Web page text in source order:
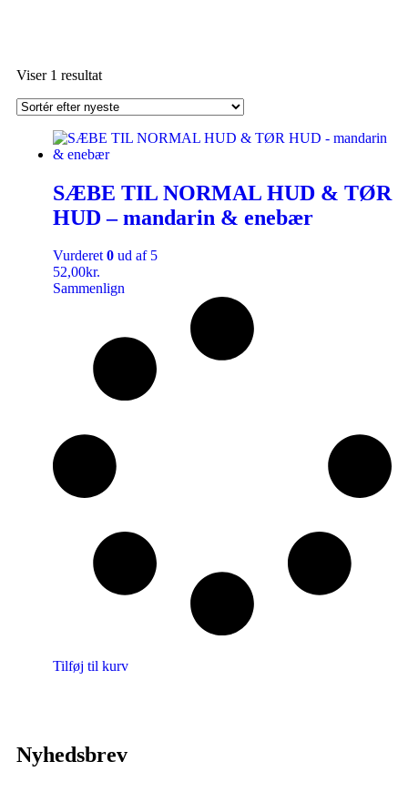
Viser 1 resultat
SÆBE TIL NORMAL HUD & TØR
HUD – mandarin & enebær
Vurderet0 ud af 5
52,00kr.
Sammenlign
Tilføj til kurv
Nyhedsbrev